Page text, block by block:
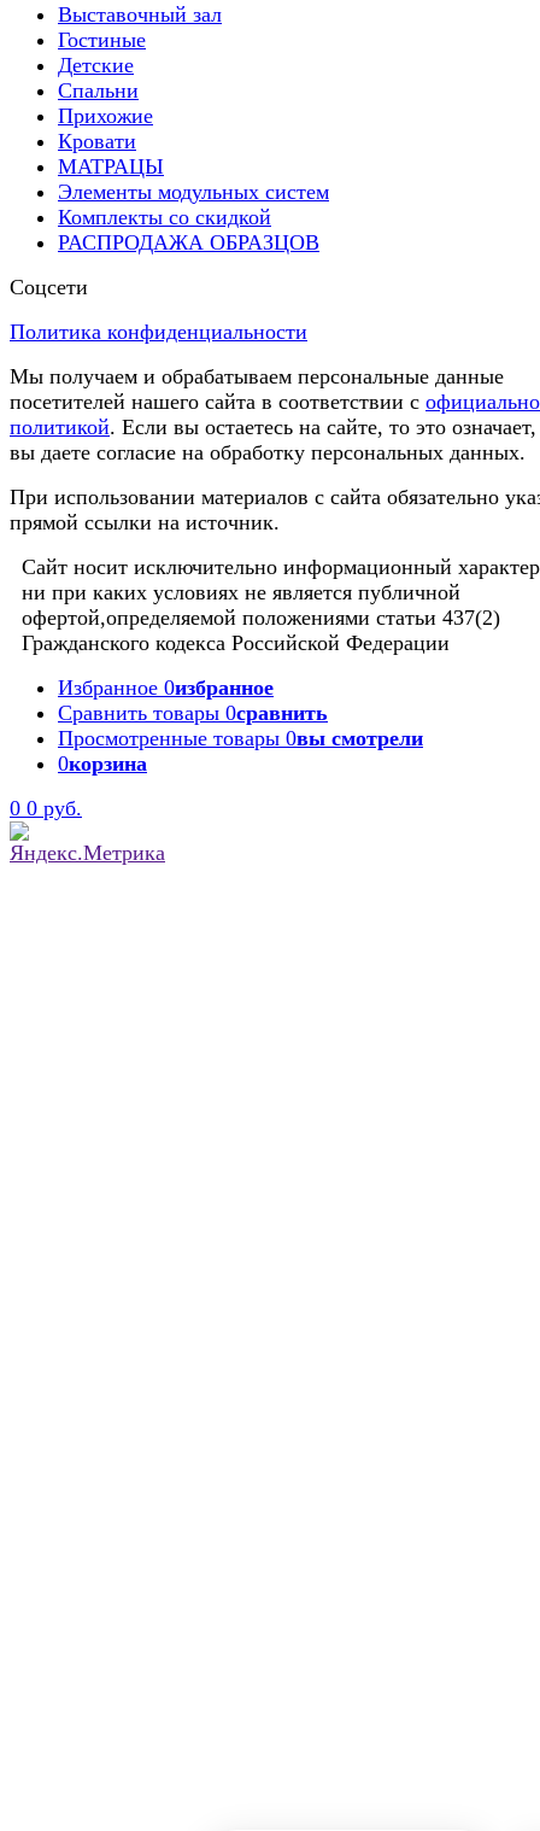
Выставочный зал
Гостиные
Детские
Спальни
Прихожие
Кровати
МАТРАЦЫ
Элементы модульных систем
Комплекты со скидкой
РАСПРОДАЖА ОБРАЗЦОВ
Соцсети
Политика конфиденциальности
Мы получаем и обрабатываем персональные данные
посетителей нашего сайта в соответствии с
политикой. Если вы остаетесь на сайте, то это
вы даете согласие на обработку персональных данных.
При использовании материалов с сайта обязательно
прямой ссылки на источник.
Сайт носит исключительно информационный
ни при каких условиях не является публичной
офертой,определяемой положениями статьи 437(2)
Гражданского кодекса Российской Федерации
Избранное 0избранное
Сравнить товары 0сравнить
Просмотренные товары 0вы смотрели
0корзина
0 0 руб.